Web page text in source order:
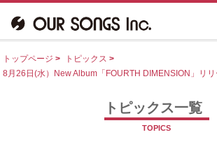
トップページ > トピックス >
8月26日(水）New Album「FOURTH DIMENSION」リリ
トピックス一覧
TOPICS